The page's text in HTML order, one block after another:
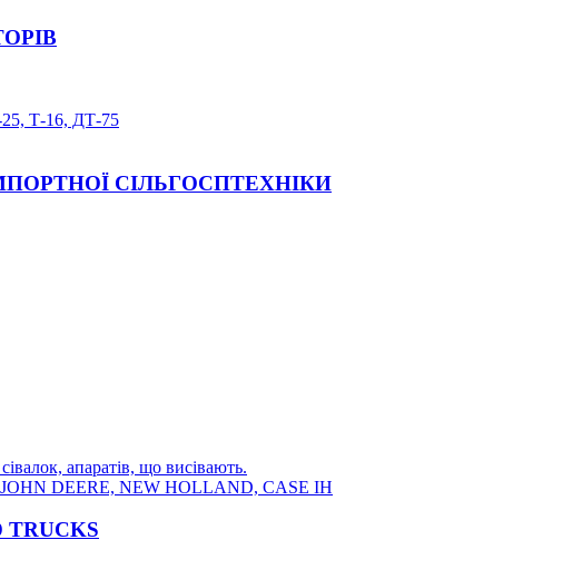
Т-16, ДТ-75
СІЛЬГОСПТЕХНІКИ
апаратів, що висівають.
JOHN DEERE, NEW HOLLAND, CASE IH